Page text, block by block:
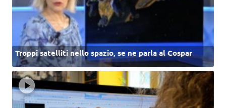
Troppi satelliti nello spazio, se ne parla al Cospar